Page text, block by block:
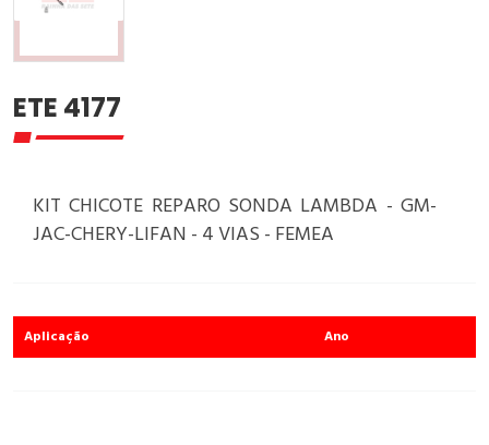
ETE 4177
KIT CHICOTE REPARO SONDA LAMBDA - GM-
JAC-CHERY-LIFAN - 4 VIAS - FEMEA
Aplicação Ano